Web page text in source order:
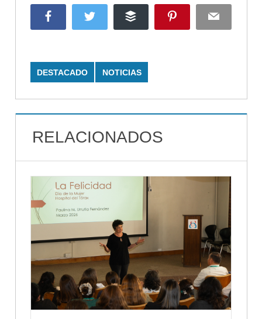
FacebookTwitter Buffer Pinterest Email
DESTACADO NOTICIAS
RELACIONADOS